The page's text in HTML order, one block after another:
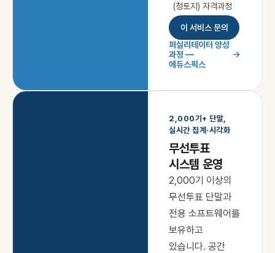
(청토지) 자격과정
이 서비스 문의
퍼실리테이터 양성
과정 —
에듀스픽스
2,000기+ 단말,
실시간 집계·시각화
무선투표
시스템 운영
2,000기 이상의
무선투표 단말과
전용 소프트웨어를
보유하고
있습니다. 공간